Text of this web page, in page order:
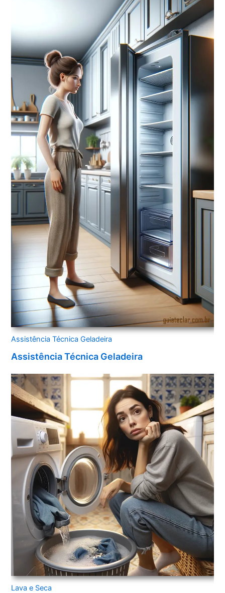
Assistência Técnica Geladeira
Assistência Técnica Geladeira
Lava e Seca